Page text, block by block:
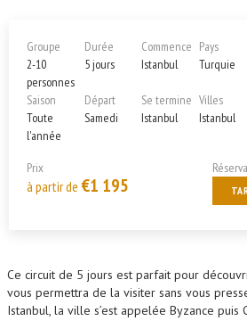
Groupe
2-10
personnes
Saison
Toute
l'année
Durée
5 jours
Départ
Samedi
Commence
Istanbul
Se termine
Istanbul
Pays
Turquie
Villes
Istanbul
Prix
à partir de €1 195
Ce circuit de 5 jours est parfait pour
vous permettra de la visiter sans vous
Istanbul, la ville s’est appelée Byzance puis